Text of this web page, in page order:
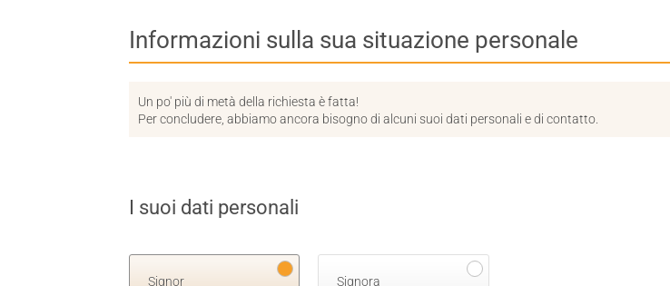
Informazioni sulla sua situazione personale
Un po' più di metà della richiesta è fatta!
Per concludere, abbiamo ancora bisogno di alcuni suoi dati personali e di contatto.
I suoi dati personali
Signor Signora